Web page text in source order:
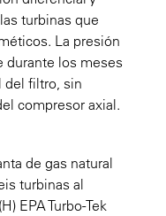
turbinas que
La presión
durante los meses
del filtro, sin
compresor axial.
de gas natural
turbinas al
EPA Turbo-Tek